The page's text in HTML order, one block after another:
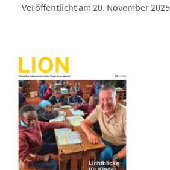
Veröffentlicht am 20. November 2025